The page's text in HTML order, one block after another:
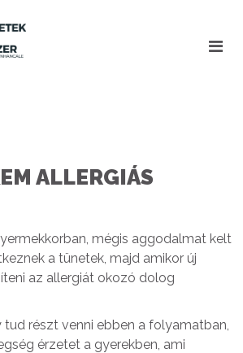
ALLERGIÁS
mégis aggodalmat kelt
a tünetek, majd amikor új
az allergiát okozó dolog
részt venni ebben a folyamatban,
érzetet a gyerekben, ami